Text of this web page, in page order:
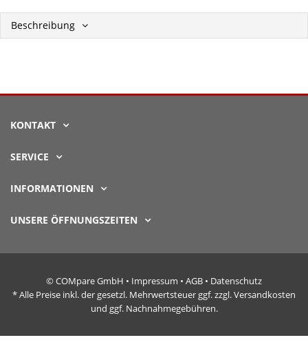
Beschreibung
KONTAKT
SERVICE
INFORMATIONEN
UNSERE ÖFFNUNGSZEITEN
© COMpare GmbH • Impressum • AGB • Datenschutz
* Alle Preise inkl. der gesetzl. Mehrwertsteuer ggf. zzgl. Versandkosten
und ggf. Nachnahmegebühren.